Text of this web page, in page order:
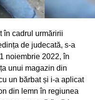
în cadrul urmăririi
de judecată, s-a
noiembrie 2022, în
unui magazin din
un bărbat și i-a aplicat
din lemn în regiunea